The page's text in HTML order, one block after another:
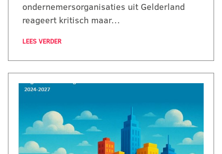
ondernemersorganisaties uit Gelderland
reageert kritisch maar…
LEES VERDER